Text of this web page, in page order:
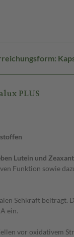
PLUS
Lutein und
Funktion sowie
Sehkraft beiträgt.
ein.
vor oxidativem